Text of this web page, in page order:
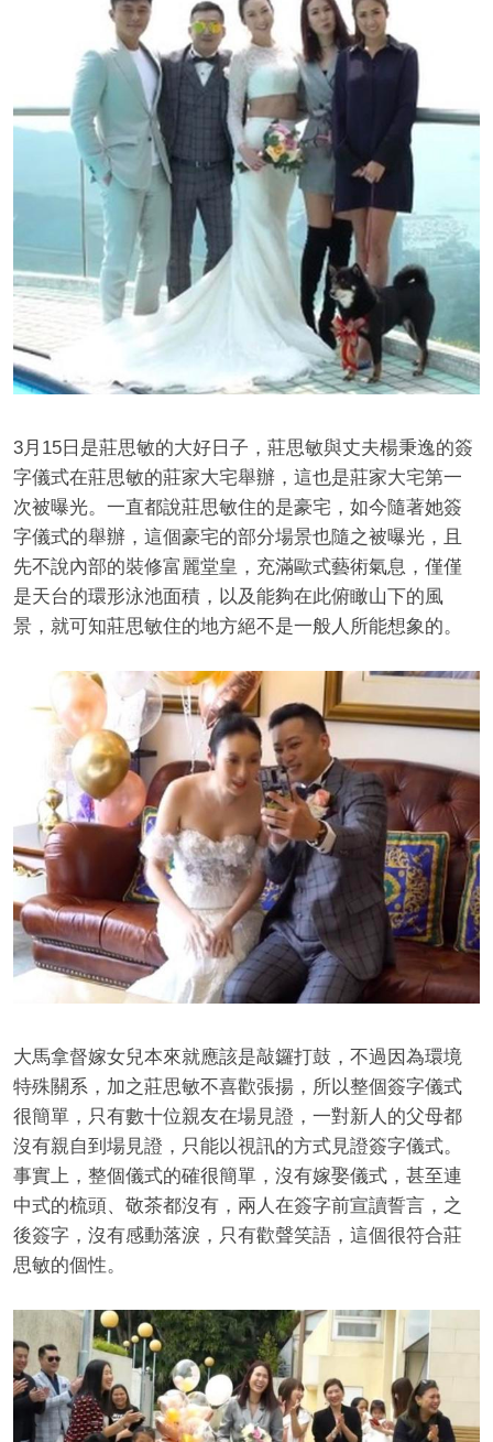
3月15日是莊思敏的大好日子，莊思敏與丈夫楊秉逸的簽
字儀式在莊思敏的莊家大宅舉辦，這也是莊家大宅第一
次被曝光。一直都說莊思敏住的是豪宅，如今隨著她簽
字儀式的舉辦，這個豪宅的部分場景也隨之被曝光，且
先不說內部的裝修富麗堂皇，充滿歐式藝術氣息，僅僅
是天台的環形泳池面積，以及能夠在此俯瞰山下的風
景，就可知莊思敏住的地方絕不是一般人所能想象的。
大馬拿督嫁女兒本來就應該是敲鑼打鼓，不過因為環境
特殊關系，加之莊思敏不喜歡張揚，所以整個簽字儀式
很簡單，只有數十位親友在場見證，一對新人的父母都
沒有親自到場見證，只能以視訊的方式見證簽字儀式。
事實上，整個儀式的確很簡單，沒有嫁娶儀式，甚至連
中式的梳頭、敬茶都沒有，兩人在簽字前宣讀誓言，之
後簽字，沒有感動落淚，只有歡聲笑語，這個很符合莊
思敏的個性。